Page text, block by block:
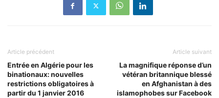
Article précédent
Entrée en Algérie pour les
binationaux: nouvelles
restrictions obligatoires à
partir du 1 janvier 2016
Article suivant
La magnifique réponse d’un
vétéran britannique blessé
en Afghanistan à des
islamophobes sur Facebook